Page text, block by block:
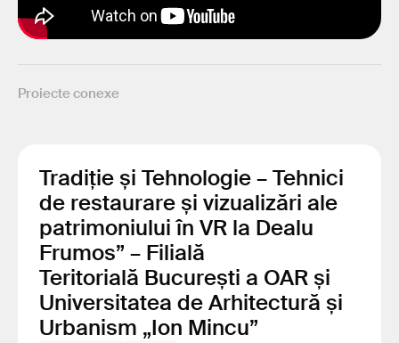
Proiecte conexe
Tradiție și Tehnologie – Tehnici
de restaurare și vizualizări ale
patrimoniului în VR la Dealu
Frumos” – Filială
Teritorială București a OAR și
Universitatea de Arhitectură și
Urbanism „Ion Mincu”